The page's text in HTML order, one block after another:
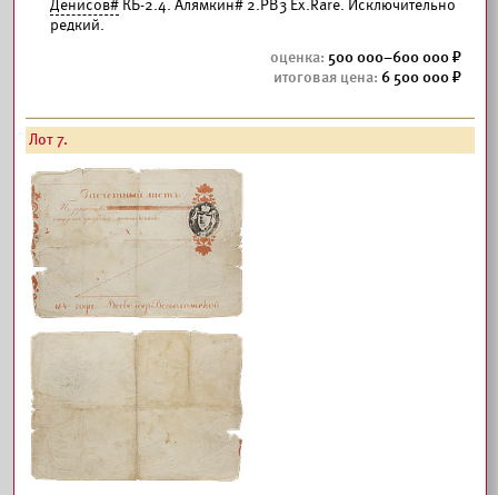
Денисов# КБ-2.4. Алямкин# 2.PB3 Eх.Rare. Исключительно
редкий.
500 000–600 000
6 500 000
Лот 7.